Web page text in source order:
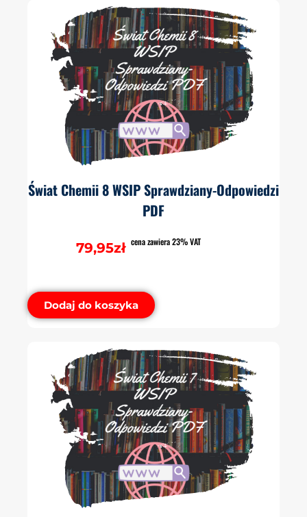
Świat Chemii 8 WSIP Sprawdziany-Odpowiedzi
PDF
79,95zł cena zawiera 23% VAT
Dodaj do koszyka